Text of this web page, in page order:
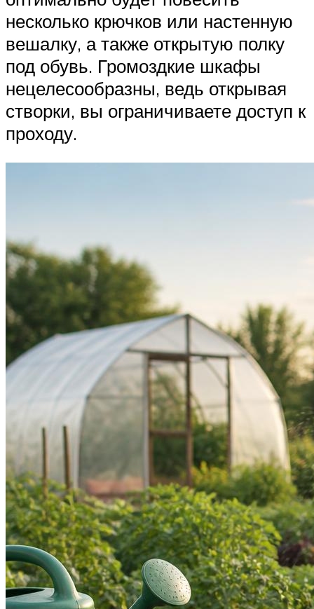
несколько крючков или настенную
вешалку, а также открытую полку
под обувь. Громоздкие шкафы
нецелесообразны, ведь открывая
створки, вы ограничиваете доступ к
проходу.